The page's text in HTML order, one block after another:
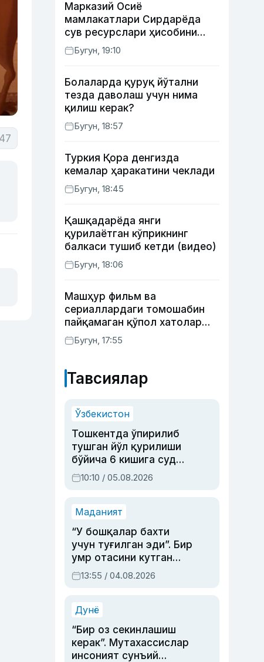
Марказий Осиё
мамлакатлари Сирдарёда
сув ресурслари ҳисобини
автоматлаштириш режасини
ишлаб чиқишни маъқуллади
Бугун, 19:10
Болаларда қуруқ йўтални
тезда даволаш учун нима
қилиш керак?
Бугун, 18:57
Туркия Қора денгизда
кемалар ҳаракатини чеклади
Бугун, 18:45
Қашқадарёда янги
қурилаётган кўприкнинг
балкаси тушиб кетди (видео)
Бугун, 18:06
Машҳур фильм ва
сериаллардаги томошабин
пайқамаган қўпол хатолар
(фото)
Бугун, 17:55
Тавсиялар
Ўзбекистон
Тошкентда ўпирилиб
тушган йўл қурилиши
бўйича 6 кишига суд
ҳукми ўқилди
10:10 / 05.08.2026
Маданият
“У бошқалар бахти
учун туғилган эди”. Бир
умр отасини кутган
актриса ва дубльяж
устаси Римма
синовларга тўла ҳаёти
13:55 / 04.08.2026
Дунё
“Бир оз секинлашиш
керак”. Мутахассислар
инсоният сунъий